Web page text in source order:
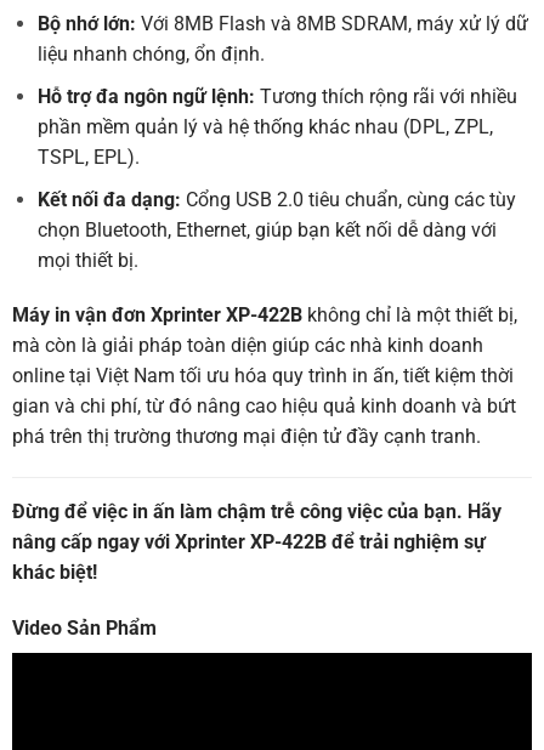
Bộ nhớ lớn: Với 8MB Flash và 8MB SDRAM, máy xử lý dữ
liệu nhanh chóng, ổn định.
Hỗ trợ đa ngôn ngữ lệnh: Tương thích rộng rãi với nhiều
phần mềm quản lý và hệ thống khác nhau (DPL, ZPL,
TSPL, EPL).
Kết nối đa dạng: Cổng USB 2.0 tiêu chuẩn, cùng các tùy
chọn Bluetooth, Ethernet, giúp bạn kết nối dễ dàng với
mọi thiết bị.
Máy in vận đơn XprinterXP-422Bkhông chỉ là một thiết bị,
mà còn là giải pháp toàn diện giúp các nhà kinh doanh
online tại Việt Nam tối ưu hóa quy trình in ấn, tiết kiệm thời
gian và chi phí, từ đó nâng cao hiệu quả kinh doanh và bứt
phá trên thị trường thương mại điện tử đầy cạnh tranh.
Đừng để việc in ấn làm chậm trễ công việc của bạn. Hãy
nâng cấp ngay với Xprinter XP-422B để trải nghiệm sự
khác biệt!
Video Sản Phẩm